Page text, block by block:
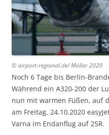
© airport-regional.de/ Möller 2020
Noch 6 Tage bis Berlin-
Während ein A320-200 der
nun mit warmen Füßen, auf
am Freitag, 24.10.2020
Varna im Endanflug auf 25R.